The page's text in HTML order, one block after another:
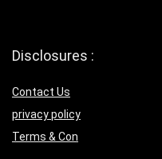
Disclosures :
Contact Us
privacy policy
Terms & Con